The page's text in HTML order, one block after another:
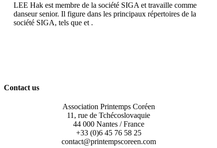
LEE Hak est membre de la société SIGA et travaille comme
danseur senior. Il figure dans les principaux répertoires de la
société SIGA, tels que et .
Contact us
Association Printemps Coréen
11, rue de Tchécoslovaquie
44 000 Nantes / France
+33 (0)6 45 76 58 25
contact@printempscoreen.com